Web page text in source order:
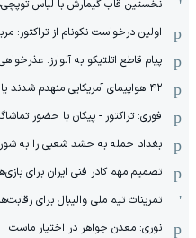
نخستین قاب گیمارش با لباس
اولین درخواست نکونام از تراکتور:
پیام قاطع اتلتیکو به آلوارز:
۴۲ هواپیمای آمریکایی منهدم شدند یا آسیب دیدند
فوری: تراکتور - پیکان با حضور
بغداد حمله به حشد شعبی را به
تصمیم مهم کادر فنی ایران برای
تمرینات تیم ملی والیبال برای
نوری: معدن جواهر در اختیار ماست